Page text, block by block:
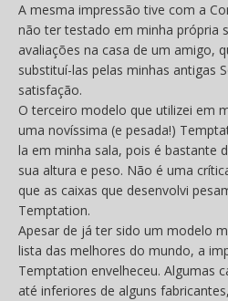
A mesma impressão tive com a
não ter testado em minha própria
avaliações na casa de um amigo,
substituí-las pelas minhas antigas
satisfação.
O terceiro modelo que utilizei em
uma novíssima (e pesada!)
la em minha sala, pois é bastante
sua altura e peso. Não é uma
que as caixas que desenvolvi
Temptation.
Apesar de já ter sido um modelo
lista das melhores do mundo, a
Temptation envelheceu. Algumas
até inferiores de alguns